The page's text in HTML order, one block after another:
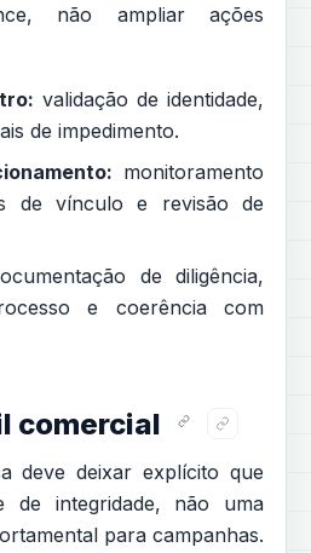
não ampliar ações
validação de identidade,
de impedimento.
monitoramento
de vínculo e revisão de
de diligência,
e coerência com
comercial
deve deixar explícito que
de integridade, não uma
para campanhas.